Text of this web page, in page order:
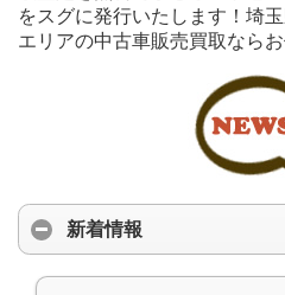
をスグに発行いたします！埼
エリアの中古車販売買取ならお
新着情報